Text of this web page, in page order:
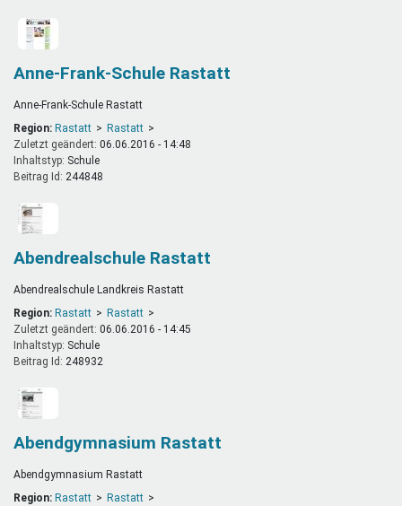
Anne-Frank-Schule Rastatt
Anne-Frank-Schule Rastatt
Region: Rastatt
Rastatt
Zuletzt geändert: 06.06.2016 - 14:48
Inhaltstyp:
schule
Beitrag Id: 244848
Abendrealschule Rastatt
Abendrealschule Landkreis Rastatt
Region: Rastatt
Rastatt
Zuletzt geändert: 06.06.2016 - 14:45
Inhaltstyp:
schule
Beitrag Id: 248932
Abendgymnasium Rastatt
Abendgymnasium Rastatt
Region: Rastatt
Rastatt